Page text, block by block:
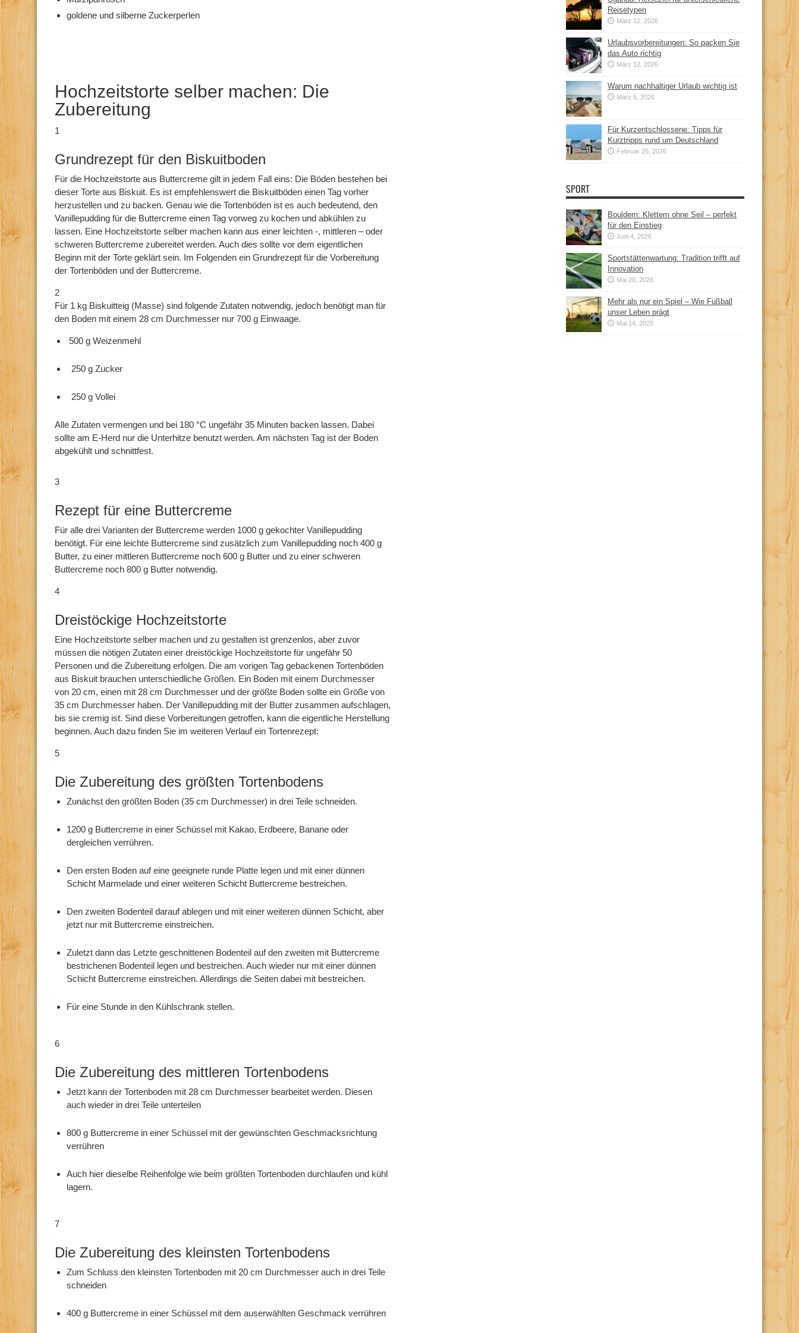
goldene und silberne Zuckerperlen
Hochzeitstorte selber machen: Die
Zubereitung
1
Grundrezept für den Biskuitboden
Für die Hochzeitstorte aus Buttercreme gilt in jedem Fall eins: Die Böden bestehen bei
dieser Torte aus Biskuit. Es ist empfehlenswert die Biskuitböden einen Tag vorher
herzustellen und zu backen. Genau wie die Tortenböden ist es auch bedeutend, den
Vanillepudding für die Buttercreme einen Tag vorweg zu kochen und abkühlen zu
lassen. Eine Hochzeitstorte selber machen kann aus einer leichten -, mittleren – oder
schweren Buttercreme zubereitet werden. Auch dies sollte vor dem eigentlichen
Beginn mit der Torte geklärt sein. Im Folgenden ein Grundrezept für die Vorbereitung
der Tortenböden und der Buttercreme.
2
Für 1 kg Biskuitteig (Masse) sind folgende Zutaten notwendig, jedoch benötigt man für
den Boden mit einem 28 cm Durchmesser nur 700 g Einwaage.
500 g Weizenmehl
250 g Zucker
250 g Vollei
Alle Zutaten vermengen und bei 180 °C ungefähr 35 Minuten backen lassen. Dabei
sollte am E-Herd nur die Unterhitze benutzt werden. Am nächsten Tag ist der Boden
abgekühlt und schnittfest.
3
Rezept für eine Buttercreme
Für alle drei Varianten der Buttercreme werden 1000 g gekochter Vanillepudding
benötigt. Für eine leichte Buttercreme sind zusätzlich zum Vanillepudding noch 400 g
Butter, zu einer mittleren Buttercreme noch 600 g Butter und zu einer schweren
Buttercreme noch 800 g Butter notwendig.
4
Dreistöckige Hochzeitstorte
Eine Hochzeitstorte selber machen und zu gestalten ist grenzenlos, aber zuvor
müssen die nötigen Zutaten einer dreistöckige Hochzeitstorte für ungefähr 50
Personen und die Zubereitung erfolgen. Die am vorigen Tag gebackenen Tortenböden
aus Biskuit brauchen unterschiedliche Größen. Ein Boden mit einem Durchmesser
von 20 cm, einen mit 28 cm Durchmesser und der größte Boden sollte ein Größe von
35 cm Durchmesser haben. Der Vanillepudding mit der Butter zusammen aufschlagen,
bis sie cremig ist. Sind diese Vorbereitungen getroffen, kann die eigentliche Herstellung
beginnen. Auch dazu finden Sie im weiteren Verlauf ein Tortenrezept:
5
Die Zubereitung des größten Tortenbodens
Zunächst den größten Boden (35 cm Durchmesser) in drei Teile schneiden.
1200 g Buttercreme in einer Schüssel mit Kakao, Erdbeere, Banane oder
dergleichen verrühren.
Den ersten Boden auf eine geeignete runde Platte legen und mit einer dünnen
Schicht Marmelade und einer weiteren Schicht Buttercreme bestreichen.
Den zweiten Bodenteil darauf ablegen und mit einer weiteren dünnen Schicht, aber
jetzt nur mit Buttercreme einstreichen.
Zuletzt dann das Letzte geschnittenen Bodenteil auf den zweiten mit Buttercreme
bestrichenen Bodenteil legen und bestreichen. Auch wieder nur mit einer dünnen
Schicht Buttercreme einstreichen. Allerdings die Seiten dabei mit bestreichen.
Für eine Stunde in den Kühlschrank stellen.
6
Die Zubereitung des mittleren Tortenbodens
Jetzt kann der Tortenboden mit 28 cm Durchmesser bearbeitet werden. Diesen
auch wieder in drei Teile unterteilen
800 g Buttercreme in einer Schüssel mit der gewünschten Geschmacksrichtung
verrühren
Auch hier dieselbe Reihenfolge wie beim größten Tortenboden durchlaufen und kühl
lagern.
7
Die Zubereitung des kleinsten Tortenbodens
Zum Schluss den kleinsten Tortenboden mit 20 cm Durchmesser auch in drei Teile
schneiden
400 g Buttercreme in einer Schüssel mit dem auserwählten Geschmack verrühren
Reisetypen
März 12, 2026
Urlaubsvorbereitungen: So packen Sie
das Auto richtig
März 12, 2026
Warum nachhaltiger Urlaub wichtig ist
März 5, 2026
Für Kurzentschlossene: Tipps für
Kurztripps rund um Deutschland
Februar 25, 2026
SPORT
Bouldern: Klettern ohne Seil – perfekt
für den Einstieg
Juni 4, 2026
Sportstättenwartung: Tradition trifft auf
Innovation
Mai 20, 2026
Mehr als nur ein Spiel – Wie Fußball
unser Leben prägt
Mai 14, 2025